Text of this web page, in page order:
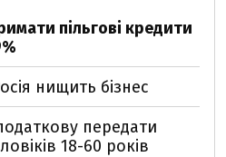
пільгові кредити
нищить бізнес
передати
18-60 років